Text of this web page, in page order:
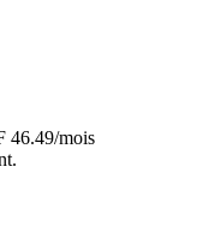
46.49/mois